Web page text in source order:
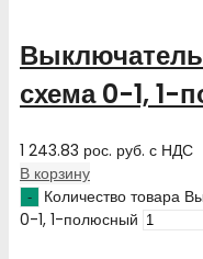
схема 0-1, 1-
1 243.83 рос. руб. с НДС
В корзину
Количество товара
0-1, 1-полюсный